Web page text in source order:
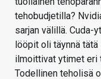
tehobudjetilla?
sarjan välillä. Cuda-
lööpit oli täynnä tätä
ilmoittivat ytimet eri
Todellinen teholisä